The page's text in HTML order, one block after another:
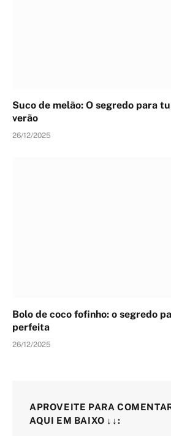
Suco de melão: O segredo para
verão
26/12/2025
Bolo de coco fofinho: o segredo
perfeita
26/12/2025
APROVEITE PARA
AQUI EM BAIXO ↓↓: